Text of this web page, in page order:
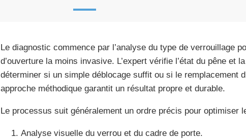
Le diagnostic commence par l’analyse du type de verrouillage
d’ouverture la moins invasive. L’expert vérifie l’état du pêne et
déterminer si un simple déblocage suffit ou si le remplacement
approche méthodique garantit un résultat propre et durable.
Le processus suit généralement un ordre précis pour optimiser
Analyse visuelle du verrou et du cadre de porte.